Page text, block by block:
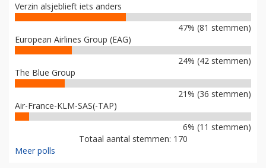
Verzin alsjeblieft iets anders
47% (81 stemmen)
European Airlines Group (EAG)
24% (42 stemmen)
The Blue Group
21% (36 stemmen)
Air-France-KLM-SAS(-TAP)
6% (11 stemmen)
Totaal aantal stemmen: 170
Meer polls